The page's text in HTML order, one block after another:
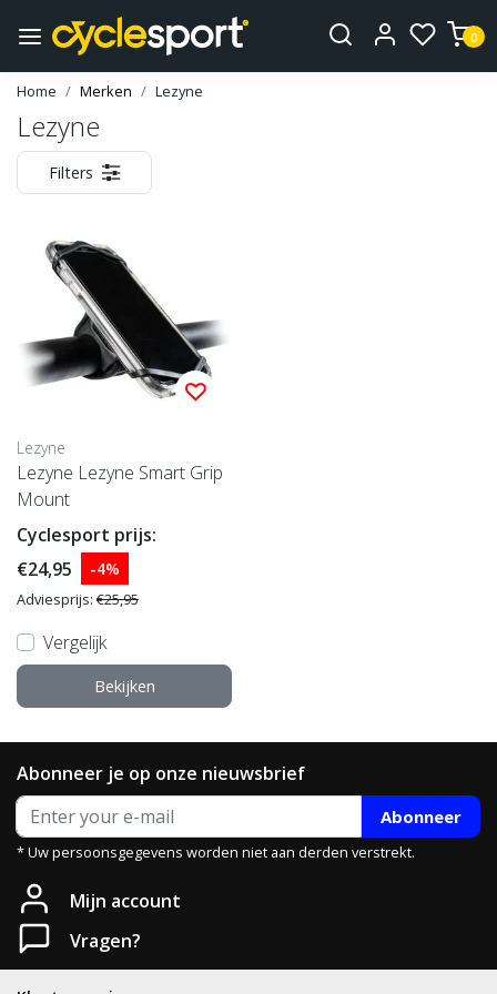
0
Home Merken Lezyne
Lezyne
Filters
Lezyne
Lezyne Lezyne Smart Grip
Mount
Cyclesport prijs:
€24,95
-4%
Adviesprijs: €25,95
Vergelijk
Bekijken
Abonneer je op onze nieuwsbrief
Abonneer
* Uw persoonsgegevens worden niet aan derden verstrekt.
Mijn account
Vragen?